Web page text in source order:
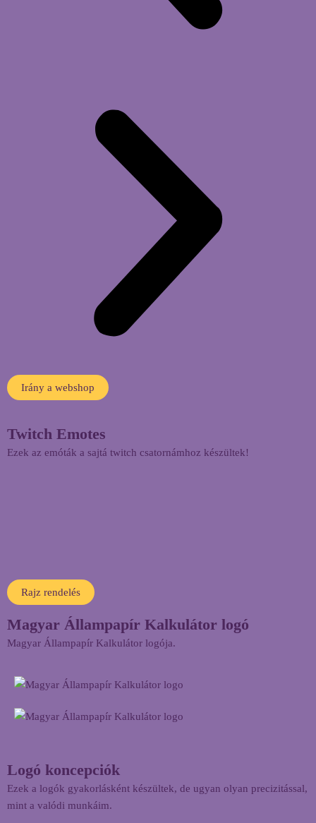
Irány a webshop
Twitch Emotes​
Ezek az emóták a sajtá twitch csatornámhoz készültek!
Rajz rendelés
Magyar Állampapír Kalkulátor logó
Magyar Állampapír Kalkulátor logója.
Logó koncepciók
Ezek a logók gyakorlásként készültek, de ugyan olyan precizitással,
mint a valódi munkáim.